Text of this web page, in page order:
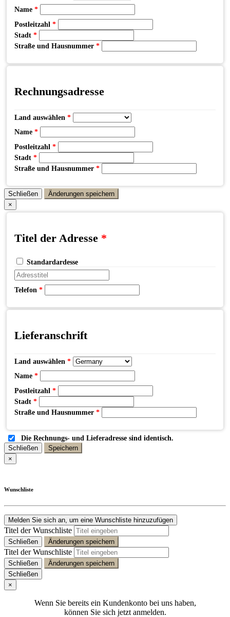
Name *
Postleitzahl *
Stadt *
Straße und Hausnummer *
Rechnungsadresse
Land auswählen *
Name *
Postleitzahl *
Stadt *
Straße und Hausnummer *
Schließen
Änderungen speichern
×
Titel der Adresse *
Standardardesse
Telefon *
Lieferanschrift
Land auswählen *
Name *
Postleitzahl *
Stadt *
Straße und Hausnummer *
Die Rechnungs- und Lieferadresse sind identisch.
Schließen
Speichern
×
Wunschliste
Melden Sie sich an, um eine Wunschliste hinzuzufügen
Titel der Wunschliste
Schließen Änderungen speichern
Titel der Wunschliste
Schließen
Änderungen speichern
Schließen
×
Wenn Sie bereits ein Kundenkonto bei uns haben,
können Sie sich jetzt anmelden.